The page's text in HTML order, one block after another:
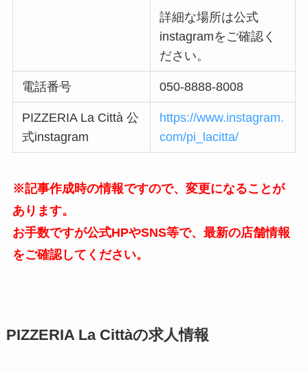
詳細な場所は公式
instagramをご確認く
ださい。
電話番号 050-8888-8008
PIZZERIA La Città 公
式instagram
https://www.instagram.
com/pi_lacitta/
※記事作成時の情報ですので、変更になることが
あります。
お手数ですが公式HPやSNS等で、最新の店舗情報
をご確認してください。
PIZZERIA La Cittàの求人情報